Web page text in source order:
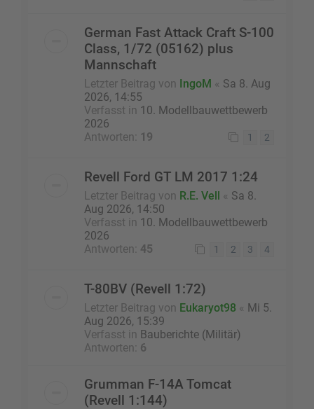
German Fast Attack Craft S-100
Class, 1/72 (05162) plus
Mannschaft
Letzter Beitrag von IngoM « Sa 8. Aug
2026, 14:55
Verfasst in 10. Modellbauwettbewerb
2026
Antworten:
19 1 2
Revell Ford GT LM 2017 1:24
Letzter Beitrag von R.E. Vell « Sa 8.
Aug 2026, 14:50
Verfasst in 10. Modellbauwettbewerb
2026
Antworten: 45 1 2 3 4
T-80BV (Revell 1:72)
Letzter Beitrag von Eukaryot98 « Mi 5.
Aug 2026, 15:39
Verfasst in Bauberichte (Militär)
Antworten: 6
Grumman F-14A Tomcat
(Revell 1:144)